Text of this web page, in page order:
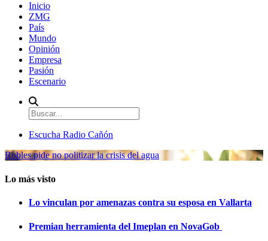
Inicio
ZMG
País
Mundo
Opinión
Empresa
Pasión
Escenario
Escucha Radio Cañón
Robles pide no politizar la crisis del agua
Lo más visto
Lo vinculan por amenazas contra su esposa en Vallarta
Premian herramienta del Imeplan en NovaGob